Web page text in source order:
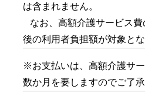
は含まれません。
なお、高額介護サービス
後の利用者負担額が対象とな
※お支払いは、高額介護サ
数か月を要しますのでご了承